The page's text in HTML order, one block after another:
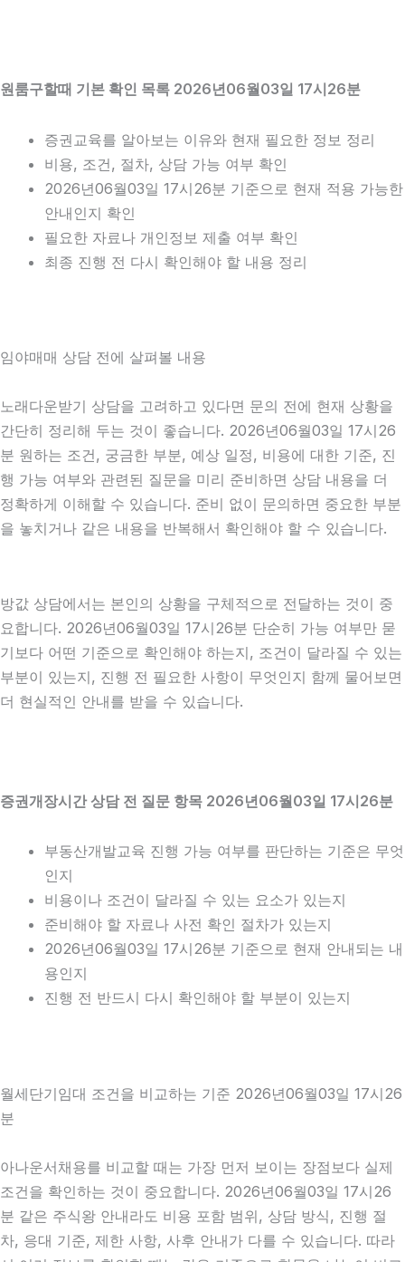
원룸구할때 기본 확인 목록 2026년06월03일 17시26분
증권교육를 알아보는 이유와 현재 필요한 정보 정리
비용, 조건, 절차, 상담 가능 여부 확인
2026년06월03일 17시26분 기준으로 현재 적용 가능한
안내인지 확인
필요한 자료나 개인정보 제출 여부 확인
최종 진행 전 다시 확인해야 할 내용 정리
임야매매 상담 전에 살펴볼 내용
노래다운받기 상담을 고려하고 있다면 문의 전에 현재 상황을
간단히 정리해 두는 것이 좋습니다. 2026년06월03일 17시26
분 원하는 조건, 궁금한 부분, 예상 일정, 비용에 대한 기준, 진
행 가능 여부와 관련된 질문을 미리 준비하면 상담 내용을 더
정확하게 이해할 수 있습니다. 준비 없이 문의하면 중요한 부분
을 놓치거나 같은 내용을 반복해서 확인해야 할 수 있습니다.
방값 상담에서는 본인의 상황을 구체적으로 전달하는 것이 중
요합니다. 2026년06월03일 17시26분 단순히 가능 여부만 묻
기보다 어떤 기준으로 확인해야 하는지, 조건이 달라질 수 있는
부분이 있는지, 진행 전 필요한 사항이 무엇인지 함께 물어보면
더 현실적인 안내를 받을 수 있습니다.
증권개장시간 상담 전 질문 항목 2026년06월03일 17시26분
부동산개발교육 진행 가능 여부를 판단하는 기준은 무엇
인지
비용이나 조건이 달라질 수 있는 요소가 있는지
준비해야 할 자료나 사전 확인 절차가 있는지
2026년06월03일 17시26분 기준으로 현재 안내되는 내
용인지
진행 전 반드시 다시 확인해야 할 부분이 있는지
월세단기임대 조건을 비교하는 기준 2026년06월03일 17시26
분
아나운서채용를 비교할 때는 가장 먼저 보이는 장점보다 실제
조건을 확인하는 것이 중요합니다. 2026년06월03일 17시26
분 같은 주식왕 안내라도 비용 포함 범위, 상담 방식, 진행 절
차, 응대 기준, 제한 사항, 사후 안내가 다를 수 있습니다. 따라